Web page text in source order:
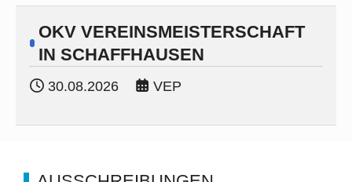
OKV VEREINSMEISTERSCHAFT
IN SCHAFFHAUSEN
30.08.2026 VEP